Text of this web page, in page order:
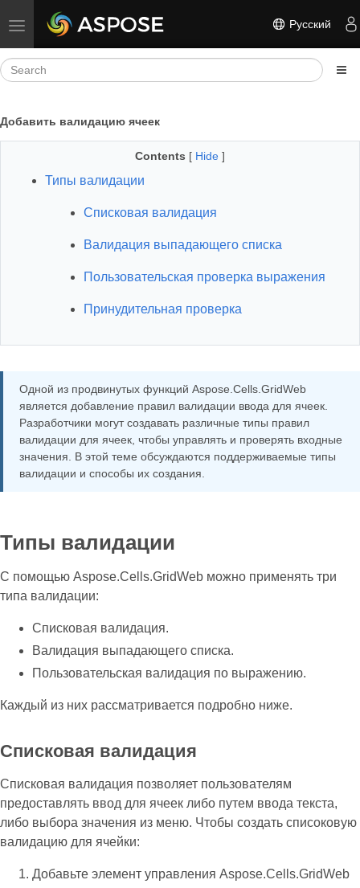
Toggle navigation Русский
Добавить валидацию ячеек
Contents [ Hide ]
Типы валидации
Списковая валидация
Валидация выпадающего списка
Пользовательская проверка выражения
Принудительная проверка
Одной из продвинутых функций Aspose.Cells.GridWeb
является добавление правил валидации ввода для ячеек.
Разработчики могут создавать различные типы правил
валидации для ячеек, чтобы управлять и проверять входные
значения. В этой теме обсуждаются поддерживаемые типы
валидации и способы их создания.
Типы валидации
С помощью Aspose.Cells.GridWeb можно применять три
типа валидации:
Списковая валидация.
Валидация выпадающего списка.
Пользовательская валидация по выражению.
Каждый из них рассматривается подробно ниже.
Списковая валидация
Списковая валидация позволяет пользователям
предоставлять ввод для ячеек либо путем ввода текста,
либо выбора значения из меню. Чтобы создать списоковую
валидацию для ячейки:
Добавьте элемент управления Aspose.Cells.GridWeb